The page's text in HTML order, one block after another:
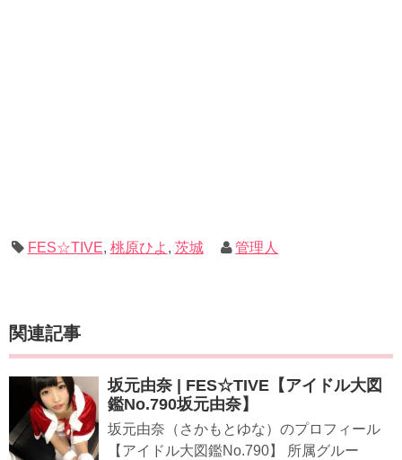
FES☆TIVE, 桃原ひよ , 茨城 管理人
関連記事
坂元由奈 | FES☆TIVE【アイドル大図
鑑No.790坂元由奈】
坂元由奈（さかもとゆな）のプロフィール
【アイドル大図鑑No.790】 所属グルー